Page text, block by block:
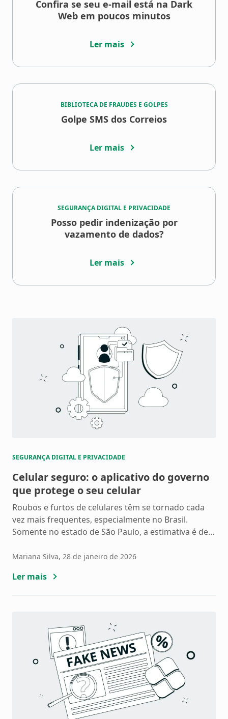
Confira se seu e-mail está na Dark
Web em poucos minutos
Ler mais
BIBLIOTECA DE FRAUDES E GOLPES
Golpe SMS dos Correios
Ler mais
SEGURANÇA DIGITAL E PRIVACIDADE
Posso pedir indenização por
vazamento de dados?
Ler mais
SEGURANÇA DIGITAL E PRIVACIDADE
Celular seguro: o aplicativo do governo
que protege o seu celular
Roubos e furtos de celulares têm se tornado cada
vez mais frequentes, especialmente no Brasil.
Somente no estado de São Paulo, a estimativa é de
em 2025, um número que acende um alerta para os
diminuir esse fato, o […]
Mariana Silva, 28 de janeiro de 2026
Ler mais